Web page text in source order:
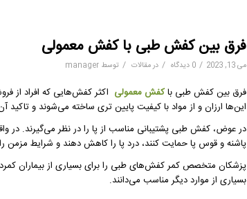
فرق بین کفش طبی با کفش معمولی
می 13, 2023 / 0 دیدگاه / درمقالات / توسط manager
فرق بین کفش طبی باکفش معمولی اکثر کفش‌هایی که افراد از
این‌ها ارزان و از مواد با کیفیت پایین تری ساخته می‌شوند و
در عوض، کفش‌ طبی پشتیبانی مناسب از پا را در نظر می‌گیرند. در
پاشنه و قوس پا حمایت کنند، درد پا را کاهش دهند و شرایط مزمن
پزشکان متخصص کمر کفش‌های طبی را برای بسیاری از بیماران
بسیاری از موارد دیگر مناسب می‌دانند.